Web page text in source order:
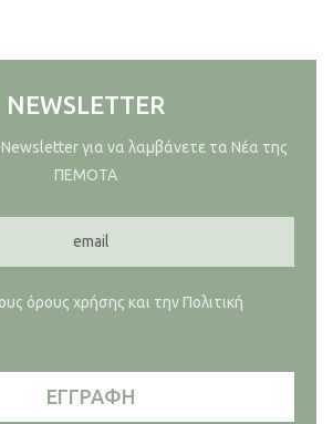
NEWSLETTER
για να λαμβάνετε τα Νέα της
ΠΕΜΟΤΑ
όρους χρήσης και την Πολιτική